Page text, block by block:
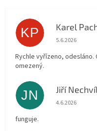
KP Karel
Hodnocení
5.6.2026
Rychle vyřízeno,
omezený.
JN Jiří
Hodnocení
4.6.2026
funguje.